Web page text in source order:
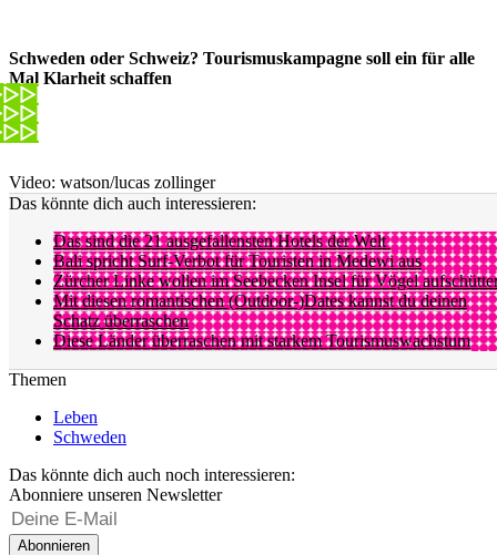
Schweden oder Schweiz? Tourismuskampagne soll ein für alle
Mal Klarheit schaffen
Video: watson/lucas zollinger
Das könnte dich auch interessieren:
Das sind die 21 ausgefallensten Hotels der Welt
Bali spricht Surf-Verbot für Touristen in Medewi aus
Zürcher Linke wollen im Seebecken Insel für Vögel
Mit diesen romantischen (Outdoor-)Dates kannst du deinen
Schatz überraschen
Diese Länder überraschen mit starkem Tourismuswachstum
Themen
Leben
Schweden
Das könnte dich auch noch interessieren:
Abonniere unseren Newsletter
Abonnieren